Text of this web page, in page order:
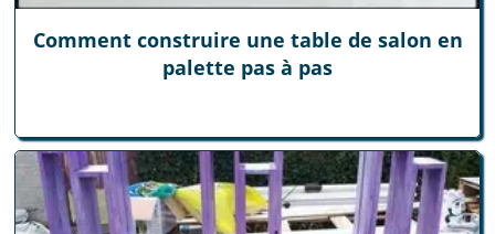
Comment construire une table de salon en
palette pas à pas